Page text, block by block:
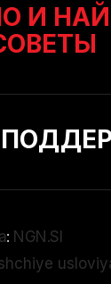
И
: NGN.SI